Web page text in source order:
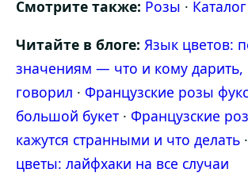
Смотрите также: Розы ·
Читайте в блоге: Язык цветов:
значениям — что и кому дарить,
говорил · Французские розы
большой букет · Французские
кажутся странными и что делать ·
цветы: лайфхаки на все случаи